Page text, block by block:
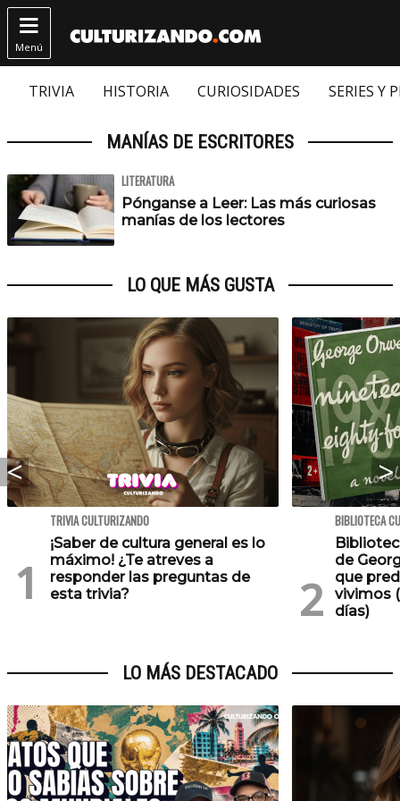

Menú
TRIVIA HISTORIA CURIOSIDADES SERIES Y
MANÍAS DE ESCRITORES
LITERATURA
Pónganse a Leer: Las más curiosas
manías de los lectores
LO QUE MÁS GUSTA
TRIVIA CULTURIZANDO
¡Saber de cultura general es lo
máximo! ¿Te atreves a
responder las preguntas de
esta trivia?
BIBLIOTECA
de
que
vivimos
días)
LO MÁS DESTACADO